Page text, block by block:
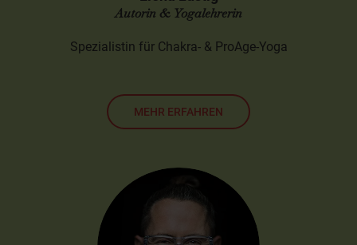
Autorin & Yogalehrerin
Spezialistin für Chakra- & ProAge-Yoga
MEHR ERFAHREN